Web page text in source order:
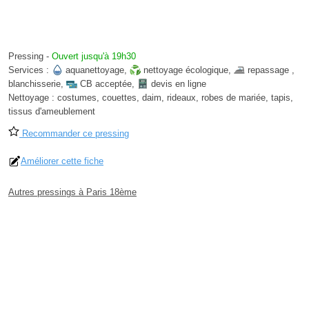
Pressing - Ouvert jusqu'à 19h30
Services :
aquanettoyage, nettoyage écologique, repassage ,
blanchisserie, CB acceptée,
devis en ligne
Nettoyage : costumes, couettes, daim, rideaux, robes de mariée, tapis,
tissus d'ameublement
Recommander ce pressing
Améliorer cette fiche
Autres pressings à Paris 18ème